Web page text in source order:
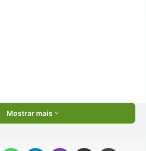
Mostrar mais
Linkedin WhatsAppTelegram Viber Compartilhar via e-mail